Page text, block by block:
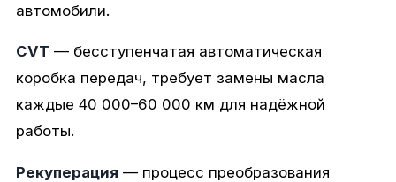
автомобили.
CVT — бесступенчатая автоматическая
коробка передач, требует замены масла
каждые 40 000–60 000 км для надёжной
работы.
Рекуперация — процесс преобразования